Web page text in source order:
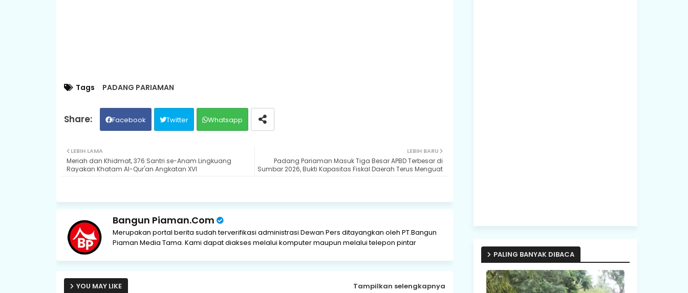
Tags PADANG PARIAMAN
Facebook Twitter Whatsapp
LEBIH BARU
Padang Pariaman Masuk Tiga Besar APBD Terbesar di
Sumbar 2026, Bukti Kapasitas Fiskal Daerah Terus Menguat
LEBIH LAMA
Meriah dan Khidmat, 376 Santri se-Anam Lingkuang
Rayakan Khatam Al-Qur'an Angkatan XVI
Bangun Piaman.Com
Merupakan portal berita sudah terverifikasi administrasi Dewan Pers ditayangkan oleh PT.Bangun
Piaman Media Tama. Kami dapat diakses melalui komputer maupun melalui telepon pintar
YOU MAY LIKE Tampilkan selengkapnya
PALING BANYAK DIBACA